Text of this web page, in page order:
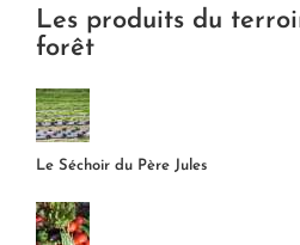
Les produits du
forêt
Le Séchoir du Père Jules